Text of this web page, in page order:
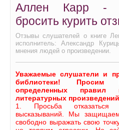
Аллен Карр -
бросить курить
Отзывы слушателей о книге
исполнитель: Александр
мнения людей о произведении.
Уважаемые слушатели и
библиотеки! Просим
определенных правил
литературных
1. Просьба отказаться
высказываний. Мы
свободно выражать свою